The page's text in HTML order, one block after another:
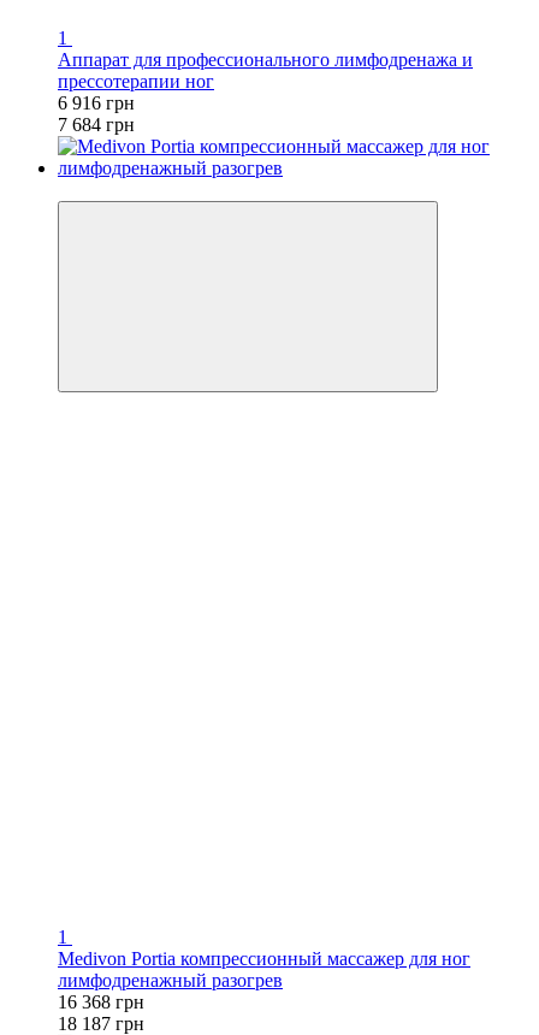
1
Аппарат для профессионального лимфодренажа и
прессотерапии ног
6 916 грн
7 684 грн
1
Medivon Portia компрессионный массажер для ног
лимфодренажный разогрев
16 368 грн
18 187 грн